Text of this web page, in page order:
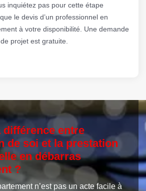
inquiétez pas pour cette étape
le devis d’un professionnel en
à votre disponibilité. Une demande
projet est gratuite.
différence entre
de soi et la prestation
en débarras
?
n’est pas un acte facile à